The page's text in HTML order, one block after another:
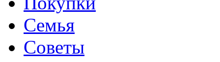
Семья
Советы